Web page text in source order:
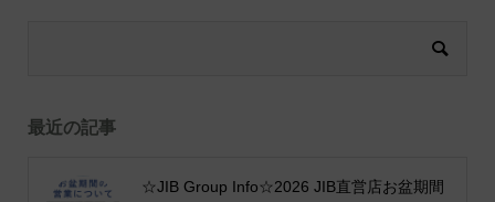
最近の記事
☆JIB Group Info☆2026 JIB直営店お盆期間